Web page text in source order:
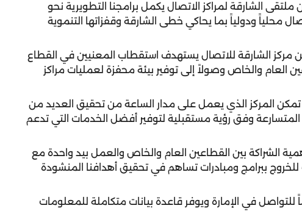
الشارقة لمراكز الاتصال يكمل برامجنا التطويرية نحو
محلياً ودولياً بما يحاكي خطى الشارقة وقفزاتها التنموية
مركز الشارقة للاتصال يستهدف استقطاب المعنيين في القطاع
العام والخاص وصولاً إلى توفير بيئة محفزة لعمليات مراكز
المركز الذي يعمل على مدار الساعة من تحقيق العديد من
المتسارعة وفق رؤية مستقبلية لتوفير أفضل الخدمات التي تدعم
الشراكة بين القطاعين العام والخاص والعمل بيد واحدة مع
ببرامج ومبادرات تساهم في تحقيق أهدافنا المنشودة
في الإمارة ويوفر قاعدة بيانات متكاملة للمعلومات